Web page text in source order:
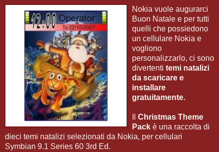
Nokia vuole augurarci
Buon Natale e per tutti
quelli che possiedono
un cellulare Nokia e
vogliono
personalizzarlo, ci sono
divertenti temi natalizi
da scaricare e
installare
gratuitamente.
Christmas Theme
Pack è una raccolta di
dieci temi natalizi selezionati da Nokia, per cellulari
Symbian 9.1 Series 60 3rd Ed.